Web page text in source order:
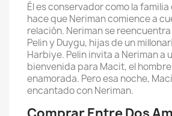
Él es conservador como la familia
hace que Neriman comience a
relación. Neriman se
Pelin y Duygu, hijas de un
Harbiye. Pelin invita a Neriman a
bienvenida para Macit, el
enamorada. Pero esa noche,
encantado con Neriman.